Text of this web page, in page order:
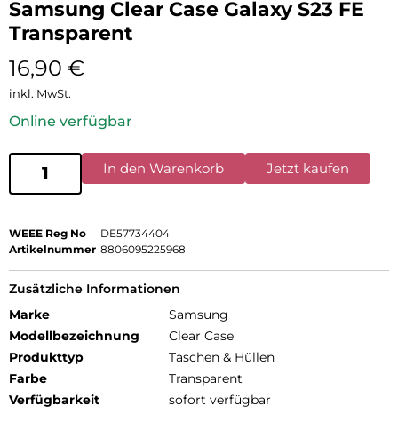
Samsung Clear Case Galaxy S23 FE
Transparent
16,90 €
inkl. MwSt.
Online verfügbar
In den Warenkorb Jetzt kaufen
WEEE Reg No
DE57734404
Artikelnummer 8806095225968
Zusätzliche Informationen
Marke
Samsung
Modellbezeichnung
Clear Case
Produkttyp
Taschen & Hüllen
Farbe
Transparent
Verfügbarkeit
sofort verfügbar